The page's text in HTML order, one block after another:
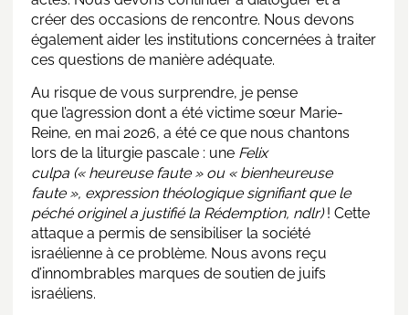
créer des occasions de rencontre. Nous devons
également aider les institutions concernées à traiter
ces questions de manière adéquate.
Au risque de vous surprendre, je pense
que l’agression dont a été victime sœur Marie-
Reine, en mai 2026, a été ce que nous chantons
lors de la liturgie pascale : une Felix
culpa (« heureuse faute » ou « bienheureuse
faute », expression théologique signifiant que le
péché originel a justifié la Rédemption, ndlr)! Cette
attaque a permis de sensibiliser la société
israélienne à ce problème. Nous avons reçu
d’innombrables marques de soutien de juifs
israéliens.